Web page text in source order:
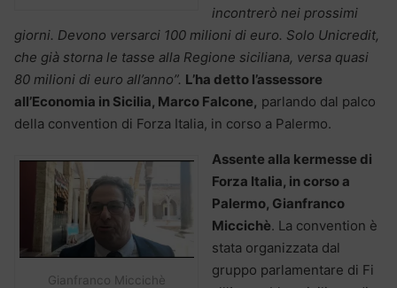
incontrerò nei prossimi
giorni. Devono versarci 100 milioni di euro. Solo Unicredit,
che già storna le tasse alla Regione siciliana, versa quasi
80 milioni di euro all’anno”. L’ha detto l’assessore
all’Economia in Sicilia, Marco Falcone, parlando dal palco
della convention di Forza Italia, in corso a Palermo.
Gianfranco Miccichè
Assente alla kermesse di
Forza Italia, in corso a
Palermo, Gianfranco
Miccichè. La convention è
stata organizzata dal
gruppo parlamentare di Fi